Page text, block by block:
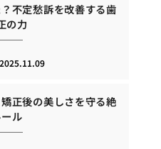
不定愁訴を改善する歯
の力
2025.11.09
正後の美しさを守る絶
ル